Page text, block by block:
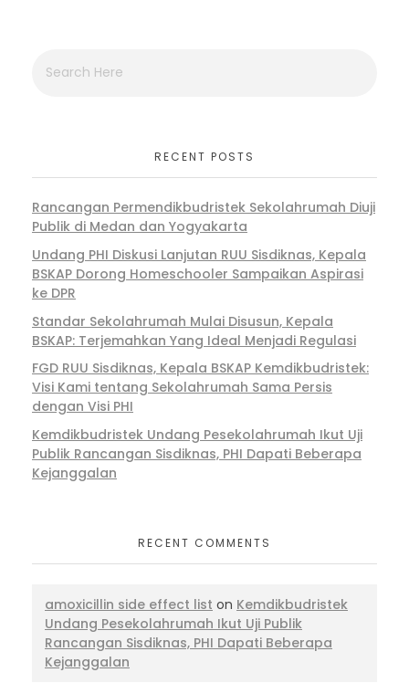
RECENT POSTS
Rancangan Permendikbudristek Sekolahrumah Diuji
Publik di Medan dan Yogyakarta
Undang PHI Diskusi Lanjutan RUU Sisdiknas, Kepala
BSKAP Dorong Homeschooler Sampaikan Aspirasi
ke DPR
Standar Sekolahrumah Mulai Disusun, Kepala
BSKAP: Terjemahkan Yang Ideal Menjadi Regulasi
FGD RUU Sisdiknas, Kepala BSKAP Kemdikbudristek:
Visi Kami tentang Sekolahrumah Sama Persis
dengan Visi PHI
Kemdikbudristek Undang Pesekolahrumah Ikut Uji
Publik Rancangan Sisdiknas, PHI Dapati Beberapa
Kejanggalan
RECENT COMMENTS
amoxicillin side effect list on Kemdikbudristek
Undang Pesekolahrumah Ikut Uji Publik
Rancangan Sisdiknas, PHI Dapati Beberapa
Kejanggalan